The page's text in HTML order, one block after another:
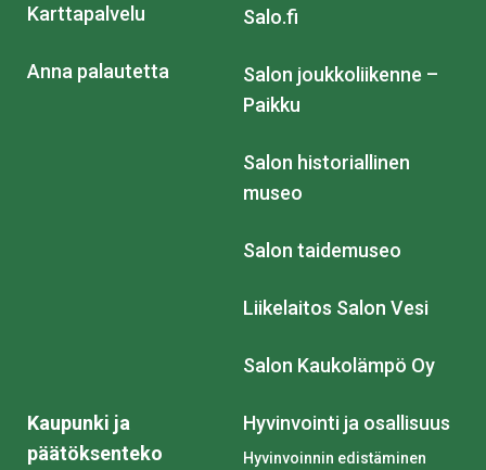
Karttapalvelu
Anna palautetta
Salo.fi
Salon joukkoliikenne –
Paikku
Salon historiallinen
museo
Salon taidemuseo
Liikelaitos Salon Vesi
Salon Kaukolämpö Oy
Kaupunki ja
päätöksenteko
Hyvinvointi ja osallisuus
Hyvinvoinnin edistäminen